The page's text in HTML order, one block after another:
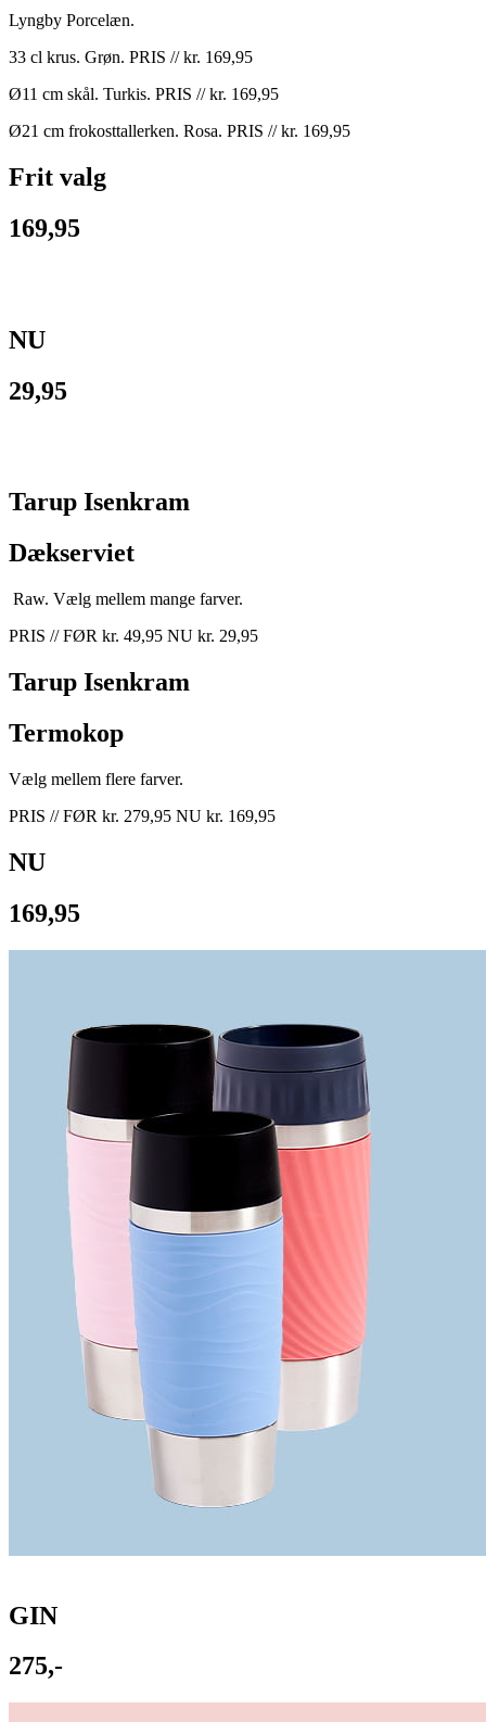
Lyngby Porcelæn.
33 cl krus. Grøn. PRIS // kr. 169,95
Ø11 cm skål. Turkis. PRIS // kr. 169,95
Ø21 cm frokosttallerken. Rosa. PRIS // kr. 169,95
Frit valg
169,95
NU
29,95
Tarup Isenkram
Dækserviet
Raw. Vælg mellem mange farver.
PRIS // FØR kr. 49,95 NU kr. 29,95
Tarup Isenkram
Termokop
Vælg mellem flere farver.
PRIS // FØR kr. 279,95 NU kr. 169,95
NU
169,95
GIN
275,-